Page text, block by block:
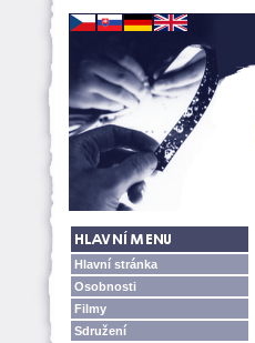
Hlavní stránka
Osobnosti
Filmy
Sdružení